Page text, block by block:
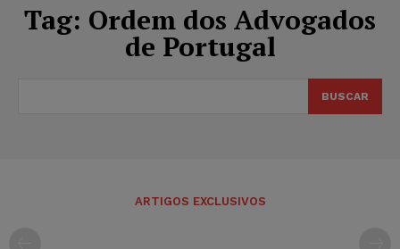
Tag: Ordem dos Advogados
de Portugal
BUSCAR
ARTIGOS EXCLUSIVOS